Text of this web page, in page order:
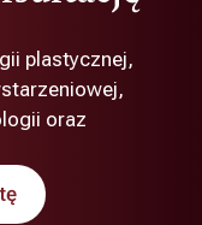
plastycznej,
oraz